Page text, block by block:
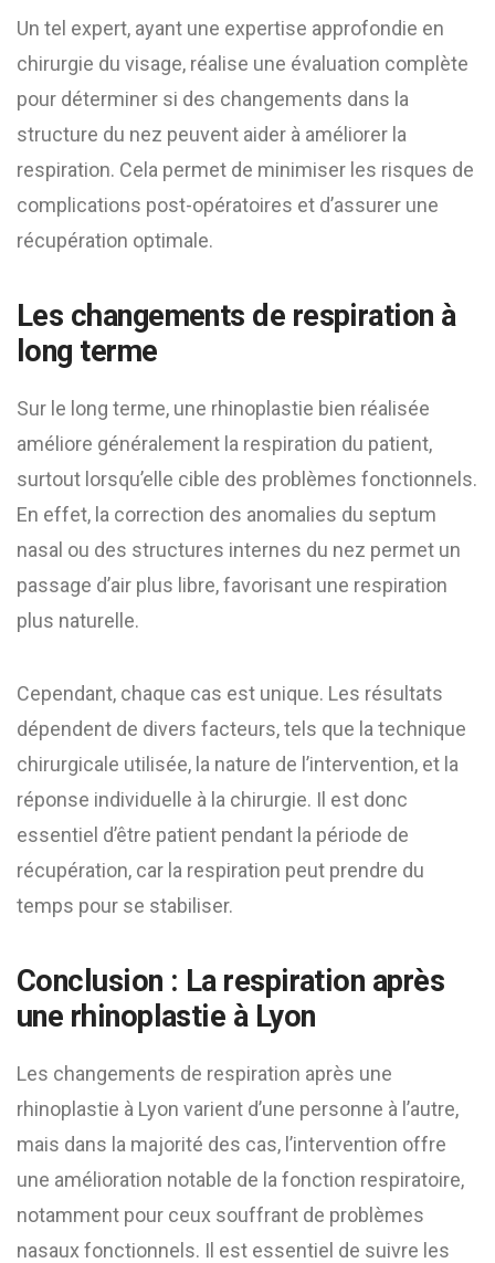
Un tel expert, ayant une expertise approfondie en
chirurgie du visage, réalise une évaluation complète
pour déterminer si des changements dans la
structure du nez peuvent aider à améliorer la
respiration. Cela permet de minimiser les risques de
complications post-opératoires et d’assurer une
récupération optimale.
Les changements de respiration à
long terme
Sur le long terme, une rhinoplastie bien réalisée
améliore généralement la respiration du patient,
surtout lorsqu’elle cible des problèmes fonctionnels.
En effet, la correction des anomalies du septum
nasal ou des structures internes du nez permet un
passage d’air plus libre, favorisant une respiration
plus naturelle.
Cependant, chaque cas est unique. Les résultats
dépendent de divers facteurs, tels que la technique
chirurgicale utilisée, la nature de l’intervention, et la
réponse individuelle à la chirurgie. Il est donc
essentiel d’être patient pendant la période de
récupération, car la respiration peut prendre du
temps pour se stabiliser.
Conclusion : La respiration après
une rhinoplastie à Lyon
Les changements de respiration après une
rhinoplastie à Lyon varient d’une personne à l’autre,
mais dans la majorité des cas, l’intervention offre
une amélioration notable de la fonction respiratoire,
notamment pour ceux souffrant de problèmes
nasaux fonctionnels. Il est essentiel de suivre les